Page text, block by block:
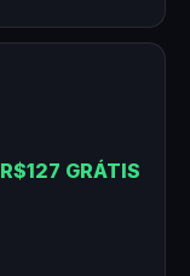
R$127 GRÁTIS